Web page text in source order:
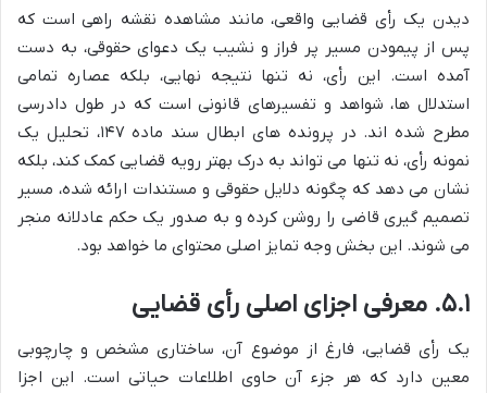
دیدن یک رأی قضایی واقعی، مانند مشاهده نقشه راهی است که
پس از پیمودن مسیر پر فراز و نشیب یک دعوای حقوقی، به دست
آمده است. این رأی، نه تنها نتیجه نهایی، بلکه عصاره تمامی
استدلال ها، شواهد و تفسیرهای قانونی است که در طول دادرسی
مطرح شده اند. در پرونده های ابطال سند ماده ۱۴۷، تحلیل یک
نمونه رأی، نه تنها می تواند به درک بهتر رویه قضایی کمک کند، بلکه
نشان می دهد که چگونه دلایل حقوقی و مستندات ارائه شده، مسیر
تصمیم گیری قاضی را روشن کرده و به صدور یک حکم عادلانه منجر
می شوند. این بخش وجه تمایز اصلی محتوای ما خواهد بود.
۵.۱. معرفی اجزای اصلی رأی قضایی
یک رأی قضایی، فارغ از موضوع آن، ساختاری مشخص و چارچوبی
معین دارد که هر جزء آن حاوی اطلاعات حیاتی است. این اجزا